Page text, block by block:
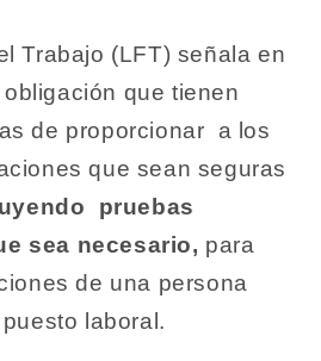
Trabajo (LFT) señala en
obligación que tienen
de proporcionar a los
que sean seguras
pruebas
sea necesario, para
de una persona
laboral.